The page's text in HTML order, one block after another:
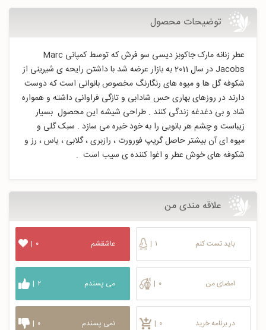
توضیحات محصول
عطر زنانه مارک جاکوبز دیسی سو فرش که توسط کمپانی Marc
Jacobs در سال 2011 به بازار عرضه شد با داشتن رایحه ی شیرینی از
شکوفه گل ها و میوه های رنگارنگ مخصوص بانوانی است که دوست
دارند در روزهای بهاری حس شادابی و تازگی فراوانی داشته و همواره
شاد و بی دغدغه زندگی کنند . طراحی شیشه این محصول بسیار
زیباست و چشم هر بانویی را به خود خیره می سازد . سبک گلی و
میوه ای آن بیشتر حاصل گریپ فورورت ، رازبری ، گلابی ، یاس ، رز و
شکوفه های خوش عطر و اغوا کننده ی سیب است .
علاقه مندی من
باید تست کنم | ۱
امضای من | ۰
در برنامه خرید | ۰
عاشقشم | ۰
می پسندم | ۲
نمی پسندم | ۰